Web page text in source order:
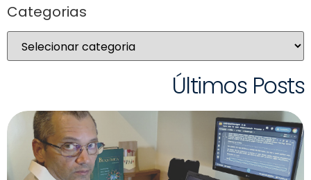
Categorias
Últimos Posts